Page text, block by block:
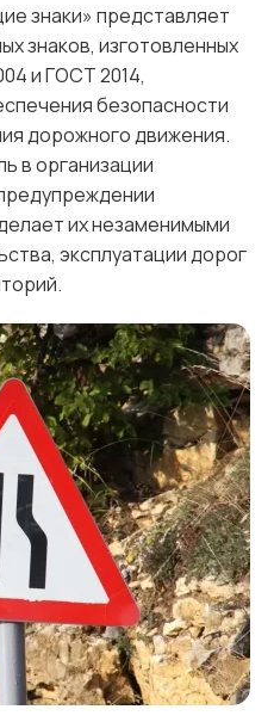
знаки» представляет
знаков, изготовленных
и ГОСТ 2014,
безопасности
дорожного движения.
в организации
их незаменимыми
эксплуатации дорог